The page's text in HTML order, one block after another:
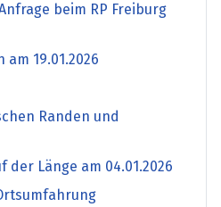
beim RP Freiburg
19.01.2026
Randen und
der Länge am 04.01.2026